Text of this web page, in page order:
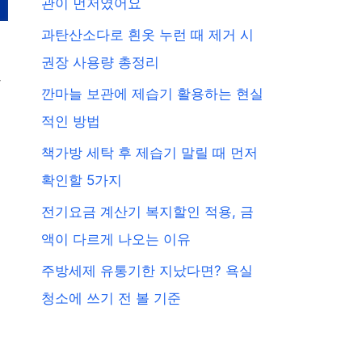
관이 먼저였어요
과탄산소다로 흰옷 누런 때 제거 시
권장 사용량 총정리
깐마늘 보관에 제습기 활용하는 현실
적인 방법
책가방 세탁 후 제습기 말릴 때 먼저
확인할 5가지
전기요금 계산기 복지할인 적용, 금
액이 다르게 나오는 이유
주방세제 유통기한 지났다면? 욕실
청소에 쓰기 전 볼 기준